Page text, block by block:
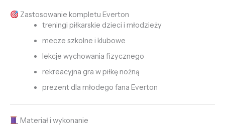
Zastosowanie kompletu Everton
treningi piłkarskie dzieci i młodzieży
mecze szkolne i klubowe
lekcje wychowania fizycznego
rekreacyjna gra w piłkę nożną
prezent dla młodego fana Everton
Materiał i wykonanie